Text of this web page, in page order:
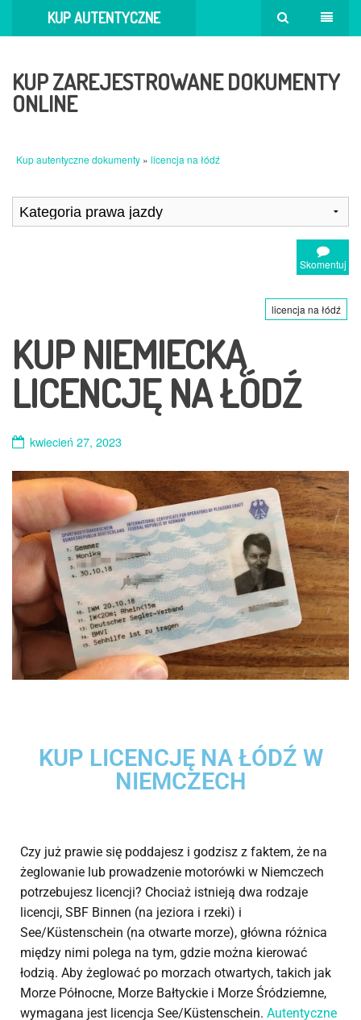
KUP AUTENTYCZNE
KUP ZAREJESTROWANE DOKUMENTY
ONLINE
Kup autentyczne dokumenty » licencja na łódź
Skomentuj
licencja na łódź
KUP NIEMIECKĄ
LICENCJĘ NA ŁÓDŹ
kwiecień 27, 2023
KUP LICENCJĘ NA ŁÓDŹ W
NIEMCZECH
Czy już prawie się poddajesz i godzisz z faktem, że na
żeglowanie lub prowadzenie motorówki w Niemczech
potrzebujesz licencji? Chociaż istnieją dwa rodzaje
licencji, SBF Binnen (na jeziora i rzeki) i
See/Küstenschein (na otwarte morze), główna różnica
między nimi polega na tym, gdzie można kierować
łodzią. Aby żeglować po morzach otwartych, takich jak
Morze Północne, Morze Bałtyckie i Morze Śródziemne,
wymagana jest licencja See/Küstenschein. Autentyczne